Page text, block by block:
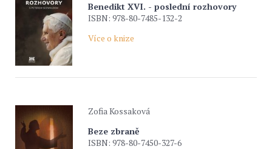
Benedikt XVI. - poslední rozhovory
ISBN: 978-80-7485-132-2
Více o knize
Zofia Kossaková
Beze zbraně
ISBN: 978-80-7450-327-6